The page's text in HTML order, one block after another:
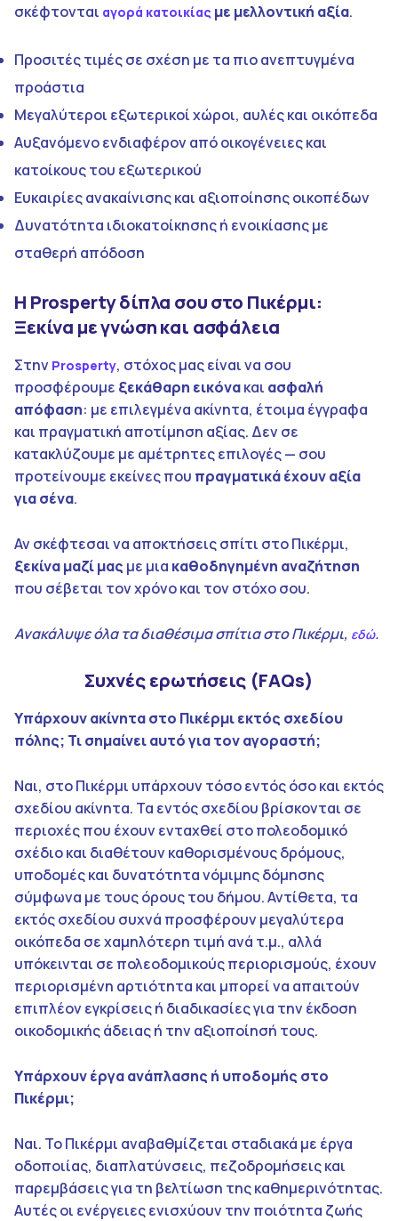
σκέφτονται αγορά κατοικίας με μελλοντική αξία.
Προσιτές τιμές σε σχέση με τα πιο ανεπτυγμένα
προάστια
Μεγαλύτεροι εξωτερικοί χώροι, αυλές και οικόπεδα
Αυξανόμενο ενδιαφέρον από οικογένειες και
κατοίκους του εξωτερικού
Ευκαιρίες ανακαίνισης και αξιοποίησης οικοπέδων
Δυνατότητα ιδιοκατοίκησης ή ενοικίασης με
σταθερή απόδοση
Η Prosperty δίπλα σου στο Πικέρμι:
Ξεκίνα με γνώση και ασφάλεια
Στην Prosperty, στόχος μας είναι να σου
προσφέρουμε ξεκάθαρη εικόνακαι ασφαλή
απόφαση: με επιλεγμένα ακίνητα, έτοιμα έγγραφα
και πραγματική αποτίμηση αξίας. Δεν σε
κατακλύζουμε με αμέτρητες επιλογές — σου
προτείνουμε εκείνες που πραγματικά έχουν αξία
για σένα.
Αν σκέφτεσαι να αποκτήσεις σπίτι στο Πικέρμι,
ξεκίνα μαζί μας με μια καθοδηγημένη αναζήτηση
που σέβεται τον χρόνο και τον στόχο σου.
Ανακάλυψε όλα τα διαθέσιμα σπίτια στο Πικέρμι, εδώ.
Συχνές ερωτήσεις (FAQs)
Υπάρχουν ακίνητα στο Πικέρμι εκτός σχεδίου
πόλης; Τι σημαίνει αυτό για τον αγοραστή;
Ναι, στο Πικέρμι υπάρχουν τόσο εντός όσο και εκτός
σχεδίου ακίνητα. Τα εντός σχεδίου βρίσκονται σε
περιοχές που έχουν ενταχθεί στο πολεοδομικό
σχέδιο και διαθέτουν καθορισμένους δρόμους,
υποδομές και δυνατότητα νόμιμης δόμησης
σύμφωνα με τους όρους του δήμου. Αντίθετα, τα
εκτός σχεδίου συχνά προσφέρουν μεγαλύτερα
οικόπεδα σε χαμηλότερη τιμή ανά τ.μ., αλλά
υπόκεινται σε πολεοδομικούς περιορισμούς, έχουν
περιορισμένη αρτιότητα και μπορεί να απαιτούν
επιπλέον εγκρίσεις ή διαδικασίες για την έκδοση
οικοδομικής άδειας ή την αξιοποίησή τους.
Υπάρχουν έργα ανάπλασης ή υποδομής στο
Πικέρμι;
Ναι. Το Πικέρμι αναβαθμίζεται σταδιακά με έργα
οδοποιίας, διαπλατύνσεις, πεζοδρομήσεις και
παρεμβάσεις για τη βελτίωση της καθημερινότητας.
Αυτές οι ενέργειες ενισχύουν την ποιότητα ζωής